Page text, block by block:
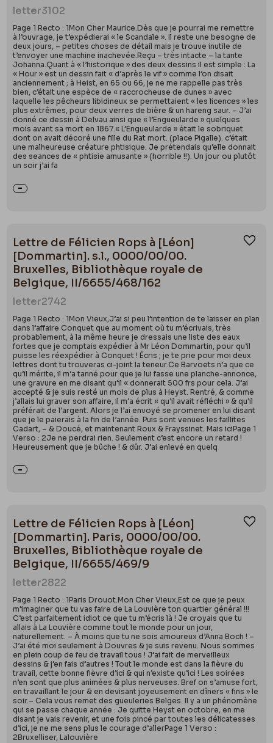
letter3102
Page 1 Recto : 1Mon Cher Maurice.Dès que je pourrai me remettre
à l’ouvrage, je t’expédierai « le Scandale ». Il reste une besogne de
deux jours, – petites choses de détail mais je trouve inutile de
t’envoyer une machine inachevée.Reçu – très intacte – la tante
Johanna.Quant à « l’historique » des deux dessins il est simple : La
« Hour » est un dessin fait « d’après le vif » comme l’on disait
anciennement ; à Heist, en 65 ou 66, je ne me rappelle pas très
bien, c’était une espèce de « raccrocheuse de dunes » avec
laquelle les pêcheurs libidineux se permettaient « les licences » les
plus extrêmes, pour deux verres de bière & un hareng saur. – J’ai
donné ce dessin à Delvau ainsi que « l’Engueularde » quelques
mois avant sa mort en 1867.« L’Engueularde » était le sobriquet
dont on avait décoré une fille du Rat mort. (place Pigalle). c’était
une malheureuse créature phtisique. Je prétendais qu’elle donnait
des seances de « phtisie amusante » (horrible !!). Un jour ou plutôt
un soir j’ai fa
Lettre de Félicien Rops à [Léon]
[Dommartin]. s.l., 0000/00/00.
Bruxelles, Bibliothèque royale de
Belgique, II/6655/468/162
letter2742
Page 1 Recto : 1Mon Vieux,J’ai si peu l’intention de te laisser en plan
dans l’affaire Conquet que au moment où tu m’écrivais, très
probablement, à la même heure je dressais une liste des eaux
fortes que je comptais expédier à Mr Léon Dommartin, pour qu’il
puisse les réexpédier à Conquet ! Écris ; je te prie pour moi deux
lettres dont tu trouveras ci-joint la teneur.Ce Barvoets n’a que ce
qu’il mérite, il m’a tanné pour que je lui fasse une planche-annonce,
une gravure en me disant qu’il « donnerait 500 frs pour cela. J’ai
accepté & je suis resté un mois de plus à Heyst. Rentré, & comme
j’allais lui graver son affaire, il m’a écrit « qu’il avait réfléchi » & qu’il
préférait de l’argent. Alors je l’ai envoyé se promener en lui disant
que je le paierais à la fin de l’année. Puis sont venues les faillites
Cadart, – & Doucé, et maintenant Roux & Frayssinet. Mais iciPage 1
Verso : 2Je ne perdrai rien. Seulement c’est encore un retard !
Heureusement que je bûche ! & dûr. J’ai enlevé en quelq
Lettre de Félicien Rops à [Léon]
[Dommartin]. Paris, 0000/00/00.
Bruxelles, Bibliothèque royale de
Belgique, II/6655/469/9
letter2822
Page 1 Recto : 1Paris Drouot.Mon Cher Vieux,Est ce que je peux
m’imaginer que tu vas faire de La Louvière ton quartier général !!!
C’est parfaitement idiot ce que tu m’écris là ! Je croyais que tu
allais à La Louvière comme tout le monde pour un jour,
naturellement. – À moins que tu ne sois amoureux d’Anna Boch ! –
J’ai été moi seulement à Douvres & je suis revenu. Nous sommes
en plein coup de feu de travail tous ! J’ai fait de merveilleux
dessins & j’en fais d’autres ! Tout le monde est dans la fièvre du
travail, cette bonne fièvre d’ici & qui n’existe qu’ici ! Les soirées
n’en sont que plus animées & plus nerveuses. Bref on s’amuse fort,
en travaillant le jour & en devisant joyeusement en dîners « fins » le
soir.– Cela vous remet des gueuleries Belges. Il y a un phénomène
qui se passe chaque année : Je quitte Heyst en octobre, en me
disant je vais revenir, et une fois pincé par toutes les délicatesses
d’ici, je ne me sens plus le courage d’allerPage 1 Verso :
2Bruxelliser, Lalouvière